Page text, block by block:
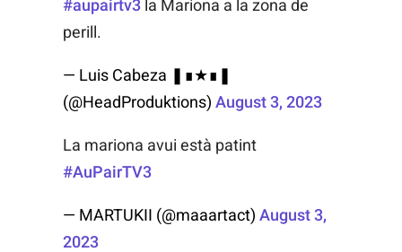
#aupairtv3 la Mariona a la zona de
perill.
— Luis Cabeza ❚∎★∎❚
(@HeadProduktions) August 3, 2023
La mariona avui està patint
#AuPairTV3
— MARTUKII (@maaartact) August 3,
2023